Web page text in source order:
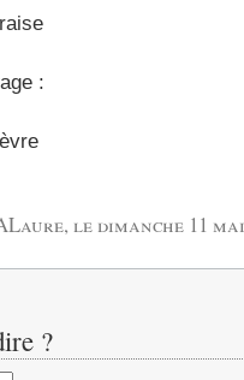
:
ledimanche 11
?